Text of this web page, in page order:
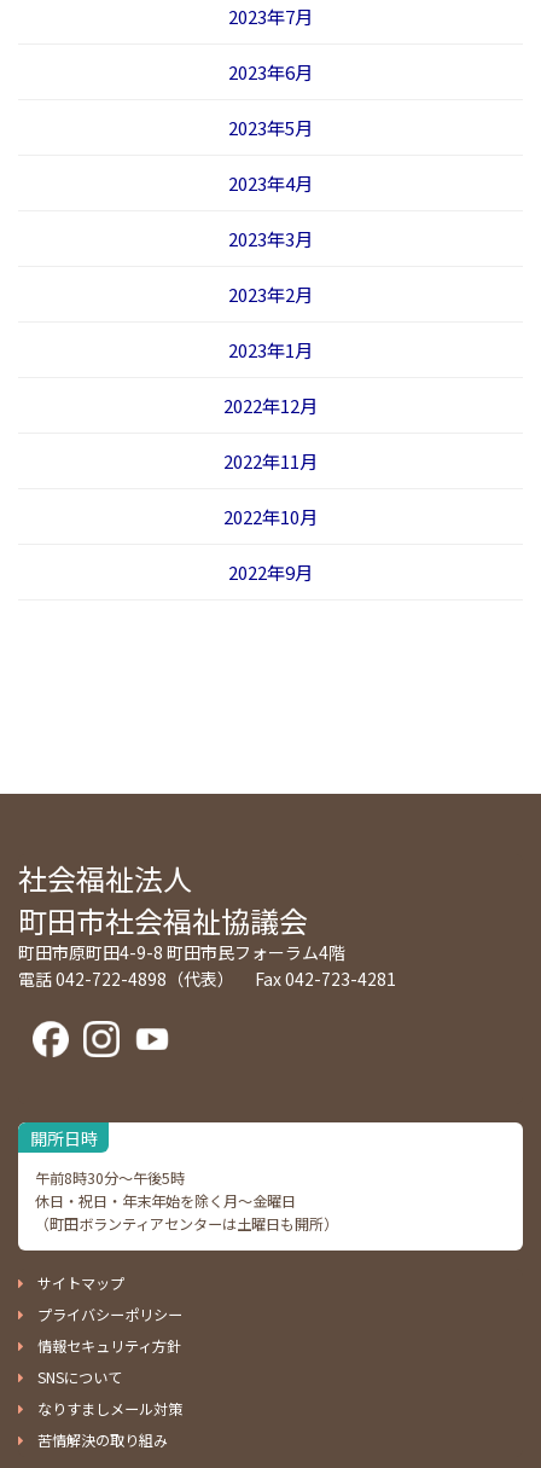
2023年7月
2023年6月
2023年5月
2023年4月
2023年3月
2023年2月
2023年1月
2022年12月
2022年11月
2022年10月
2022年9月
社会福祉法人
町田市社会福祉協議会
町田市原町田4-9-8 町田市民フォーラム4階
電話 042-722-4898（代表） Fax 042-723-4281
開所日時
午前8時30分～午後5時
休日・祝日・年末年始を除く月～金曜日
（町田ボランティアセンターは土曜日も開所）
サイトマップ
プライバシーポリシー
情報セキュリティ方針
SNSについて
なりすましメール対策
苦情解決の取り組み